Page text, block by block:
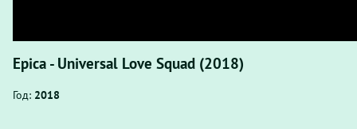
Epica - Universal Love Squad (2018)
Год: 2018